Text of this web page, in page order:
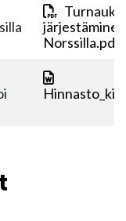
järjestäminen
Norssilla.pdf